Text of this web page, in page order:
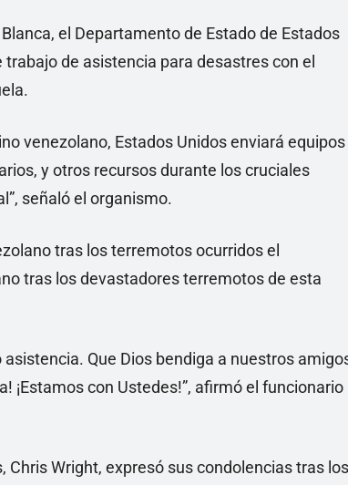
el Departamento de Estado de Estados
de asistencia para desastres con el
venezolano, Estados Unidos enviará equipos
y otros recursos durante los cruciales
señaló el organismo.
tras los terremotos ocurridos el
tras los devastadores terremotos de esta
Que Dios bendiga a nuestros
¡Estamos con Ustedes!”, afirmó el funcionario
Chris Wright, expresó sus condolencias tras los